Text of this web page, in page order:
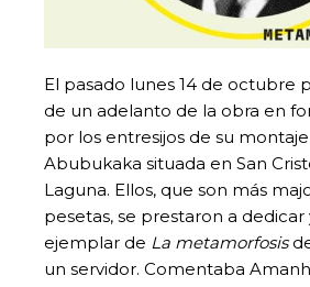
El pasado lunes 14 de octubre
de un adelanto de la obra en
por los entresijos de su
Abubukaka situada en San
Laguna. Ellos, que son más
pesetas, se prestaron a
ejemplar de La metamorfosis
un servidor. Comentaba